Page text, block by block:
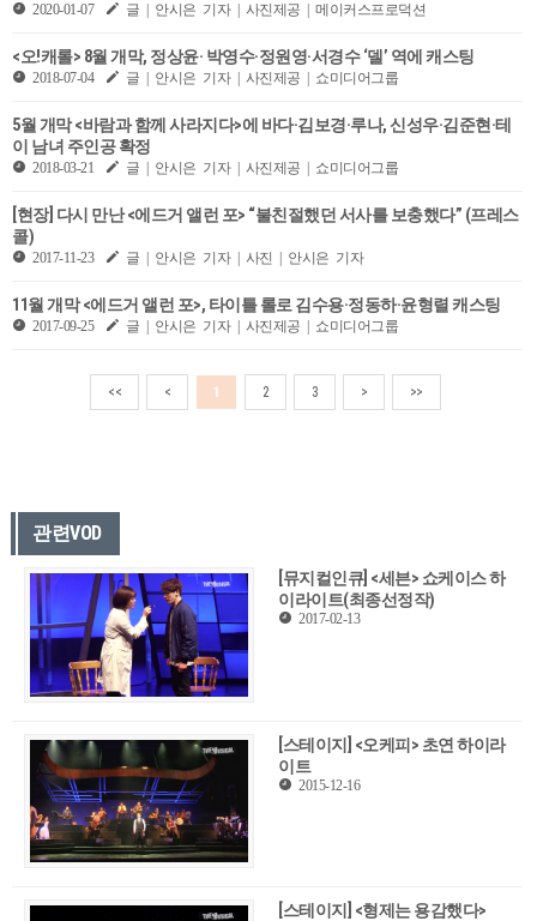
2020-01-07 글 | 안시은 기자 | 사진제공 | 메이커스프로덕션
<오!캐롤> 8월 개막, 정상윤· 박영수·정원영·서경수 ‘델’ 역에 캐스팅
2018-07-04 글 | 안시은 기자 | 사진제공 | 쇼미디어그룹
5월 개막 <바람과 함께 사라지다>에 바다·김보경·루나, 신성우·김준현·테
이 남녀 주인공 확정
2018-03-21 글 | 안시은 기자 | 사진제공 | 쇼미디어그룹
[현장] 다시 만난 <에드거 앨런 포> “불친절했던 서사를 보충했다” (프레스
콜)
2017-11-23 글 | 안시은 기자 | 사진 | 안시은 기자
11월 개막 <에드거 앨런 포>, 타이틀 롤로 김수용·정동하·윤형렬 캐스팅
2017-09-25 글 | 안시은 기자 | 사진제공 | 쇼미디어그룹
<< < 1 2 3 > >>
관련VOD
[뮤지컬인큐] <세븐> 쇼케이스 하
이라이트(최종선정작)
2017-02-13
[스테이지] <오케피> 초연 하이라
이트
2015-12-16
[스테이지] <형제는 용감했다>